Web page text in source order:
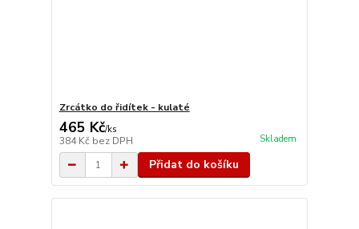
Zrcátko do řidítek - kulaté
465 Kč/ks
384 Kč bez DPH Skladem
Přidat do košíku